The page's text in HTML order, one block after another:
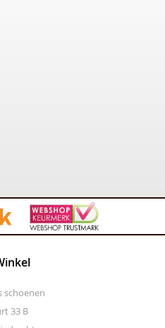
schoenen
33 B